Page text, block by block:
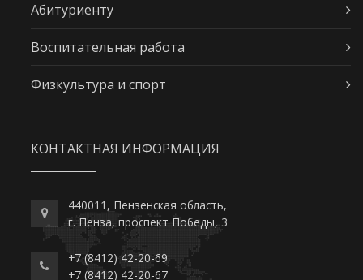
Абитуриенту
Воспитательная работа
Физкультура и спорт
КОНТАКТНАЯ ИНФОРМАЦИЯ
440011, Пензенская область,
г. Пенза, проспект Победы, 3
+7 (8412) 42-20-69
+7 (8412) 42-20-67